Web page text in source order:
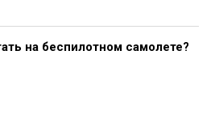
на беспилотном самолете?